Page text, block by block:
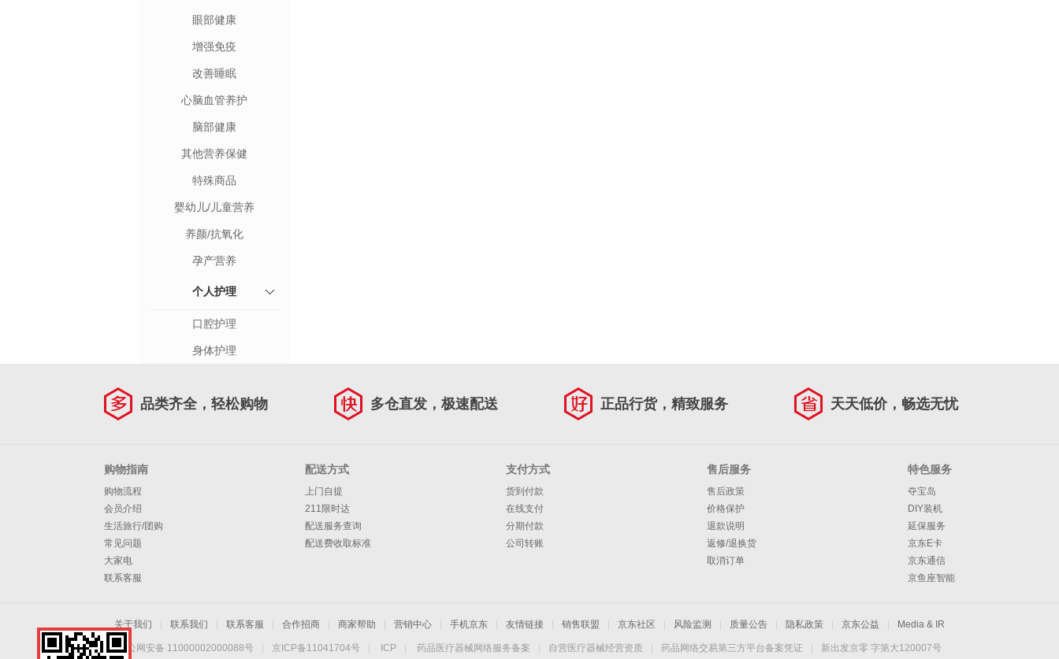
眼部健康
增强免疫
改善睡眠
心脑血管养护
脑部健康
其他营养保健
特殊商品
婴幼儿/儿童营养
养颜/抗氧化
孕产营养
个人护理
口腔护理
身体护理
品类齐全，轻松购物 多仓直发，极速配送 正品行货，精致服务 天天低价，畅选无忧
购物指南
购物流程
会员介绍
生活旅行/团购
常见问题
大家电
联系客服
配送方式
上门自提
211限时达
配送服务查询
配送费收取标准
支付方式
货到付款
在线支付
分期付款
公司转账
售后服务
售后政策
价格保护
退款说明
返修/退换货
取消订单
特色服务
夺宝岛
DIY装机
延保服务
京东E卡
京东通信
京鱼座智能
关于我们 联系我们 联系客服 合作招商 商家帮助 营销中心 手机京东 友情链接 销售联盟 京东社区 风险监测 质量公告 隐私政策 京东公益 Media & IR
京公网安备 11000002000088号 京ICP备11041704号 ICP 药品医疗器械网络服务备案 自营医疗器械经营资质 药品网络交易第三方平台备案凭证 新出发京零 字第大120007号